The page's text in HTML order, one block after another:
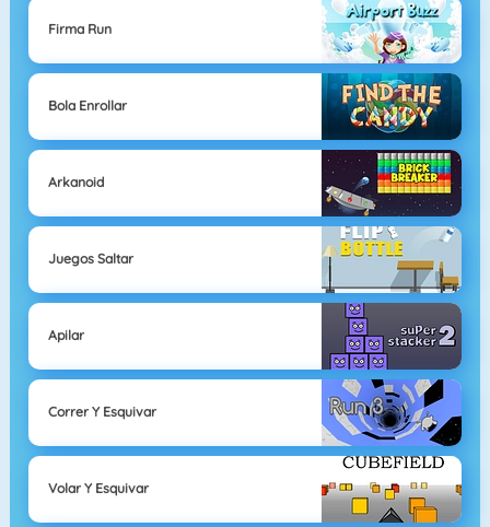
Firma Run
Bola Enrollar
Arkanoid
Juegos Saltar
Apilar
Correr Y Esquivar
Volar Y Esquivar